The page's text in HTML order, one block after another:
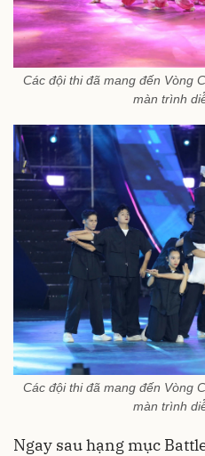
Các đội thi đã mang đến Vòng
màn trình
Các đội thi đã mang đến Vòng
màn trình
Ngay sau hạng mục